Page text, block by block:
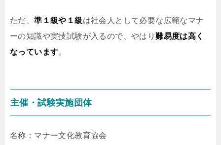
ただ、準１級や１級は社会人として必要な広範なマナ
ーの知識や実技試験が入るので、やはり難易度は高く
なっています。
主催・試験実施団体
名称：マナー文化教育協会